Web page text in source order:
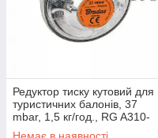
Редуктор тиску кутовий для
туристичних балонів, 37
mbar, 1,5 кг/год., RG A310-
299